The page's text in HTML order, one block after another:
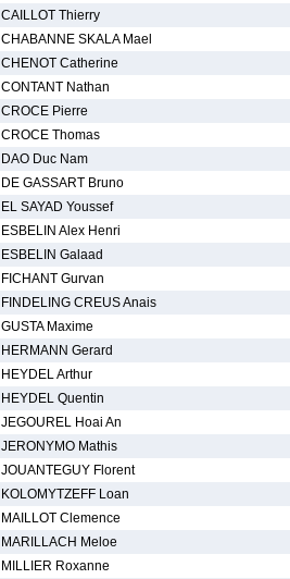
CAILLOT Thierry
CHABANNE SKALA Mael
CHENOT Catherine
CONTANT Nathan
CROCE Pierre
CROCE Thomas
DAO Duc Nam
DE GASSART Bruno
EL SAYAD Youssef
ESBELIN Alex Henri
ESBELIN Galaad
FICHANT Gurvan
FINDELING CREUS Anais
GUSTA Maxime
HERMANN Gerard
HEYDEL Arthur
HEYDEL Quentin
JEGOUREL Hoai An
JERONYMO Mathis
JOUANTEGUY Florent
KOLOMYTZEFF Loan
MAILLOT Clemence
MARILLACH Meloe
MILLIER Roxanne